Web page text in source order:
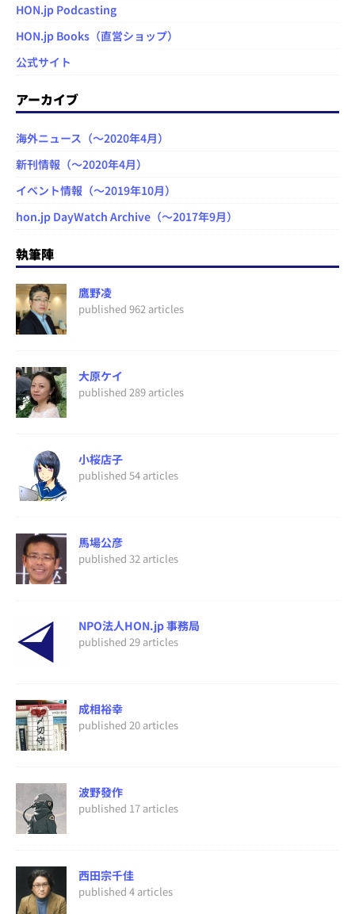
HON.jp Podcasting
HON.jp Books（直営ショップ）
公式サイト
アーカイブ
海外ニュース（～2020年4月）
新刊情報（～2020年4月）
イベント情報（～2019年10月）
hon.jp DayWatch Archive（～2017年9月）
執筆陣
鷹野凌
published 962 articles
大原ケイ
published 289 articles
小桜店子
published 54 articles
馬場公彦
published 32 articles
NPO法人HON.jp 事務局
published 29 articles
成相裕幸
published 20 articles
波野發作
published 17 articles
西田宗千佳
published 4 articles